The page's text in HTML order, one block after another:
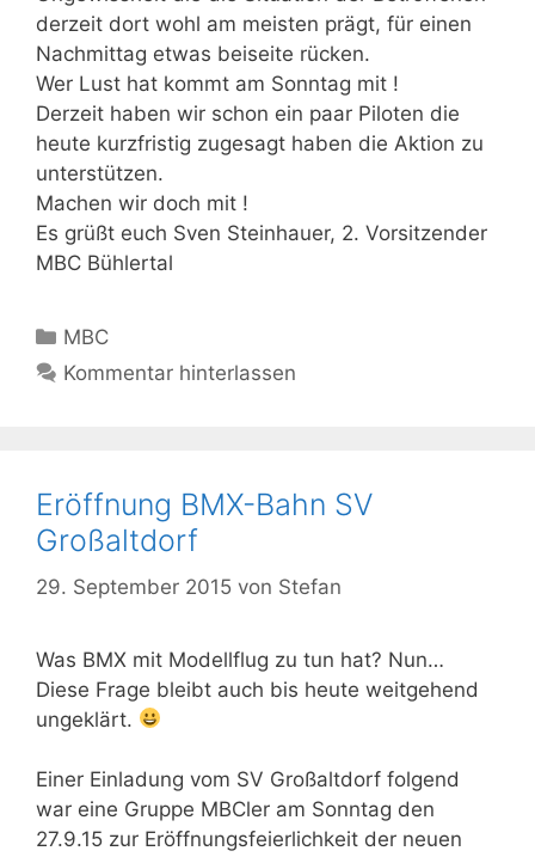
derzeit dort wohl am meisten prägt, für einen
Nachmittag etwas beiseite rücken.
Wer Lust hat kommt am Sonntag mit !
Derzeit haben wir schon ein paar Piloten die
heute kurzfristig zugesagt haben die Aktion zu
unterstützen.
Machen wir doch mit !
Es grüßt euch Sven Steinhauer, 2. Vorsitzender
MBC Bühlertal
Kategorien
MBC
Kommentar hinterlassen
Eröffnung BMX-Bahn SV
Großaltdorf
29. September 2015 von Stefan
Was BMX mit Modellflug zu tun hat? Nun…
Diese Frage bleibt auch bis heute weitgehend
ungeklärt.
Einer Einladung vom SV Großaltdorf folgend
war eine Gruppe MBCler am Sonntag den
27.9.15 zur Eröffnungsfeierlichkeit der neuen